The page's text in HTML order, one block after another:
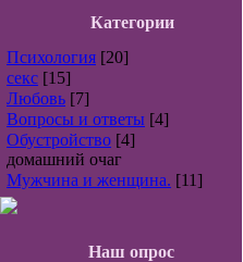
Категории
Психология [20]
секс [15]
Любовь [7]
Вопросы и ответы [4]
Обустройство [4]
домашний очаг
Мужчина и женщина. [11]
Наш опрос